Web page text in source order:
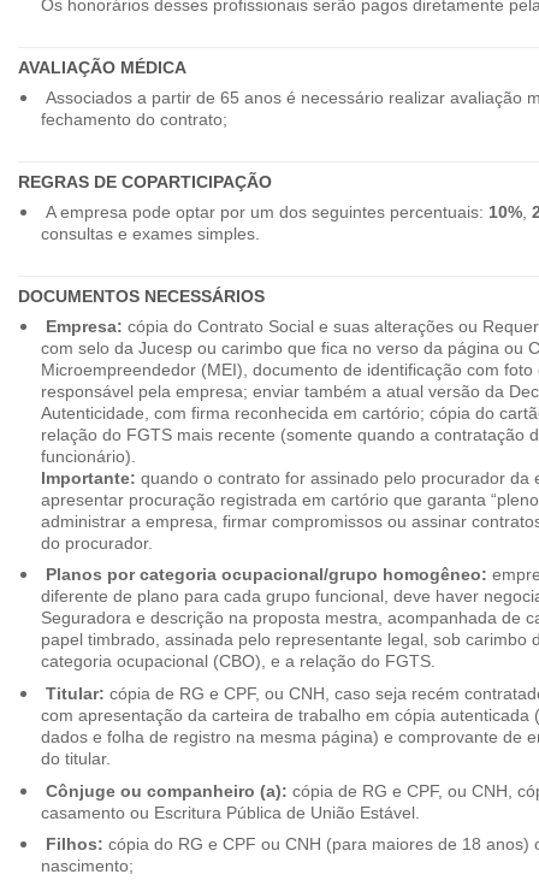
Os honorários desses profissionais serão pagos diretamente
AVALIAÇÃO MÉDICA
Associados a partir de 65 anos é necessário realizar avaliação
fechamento do contrato;
REGRAS DE COPARTICIPAÇÃO
A empresa pode optar por um dos seguintes percentuais: 10%,
consultas e exames simples.
DOCUMENTOS NECESSÁRIOS
Empresa: cópia do Contrato Social e suas alterações ou
com selo da Jucesp ou carimbo que fica no verso da página ou
Microempreendedor (MEI), documento de identificação com foto
responsável pela empresa; enviar também a atual versão da
Autenticidade, com firma reconhecida em cartório; cópia do
relação do FGTS mais recente (somente quando a contratação
funcionário).
Importante: quando o contrato for assinado pelo procurador da
apresentar procuração registrada em cartório que garanta
administrar a empresa, firmar compromissos ou assinar
do procurador.
Planos por categoria ocupacional/grupo homogêneo:
diferente de plano para cada grupo funcional, deve haver
Seguradora e descrição na proposta mestra, acompanhada de
papel timbrado, assinada pelo representante legal, sob carimbo
categoria ocupacional (CBO), e a relação do FGTS.
Titular: cópia de RG e CPF, ou CNH, caso seja recém
com apresentação da carteira de trabalho em cópia autenticada
dados e folha de registro na mesma página) e comprovante de
do titular.
Cônjuge ou companheiro (a): cópia de RG e CPF, ou CNH,
casamento ou Escritura Pública de União Estável.
Filhos: cópia do RG e CPF ou CNH (para maiores de 18 anos)
nascimento;